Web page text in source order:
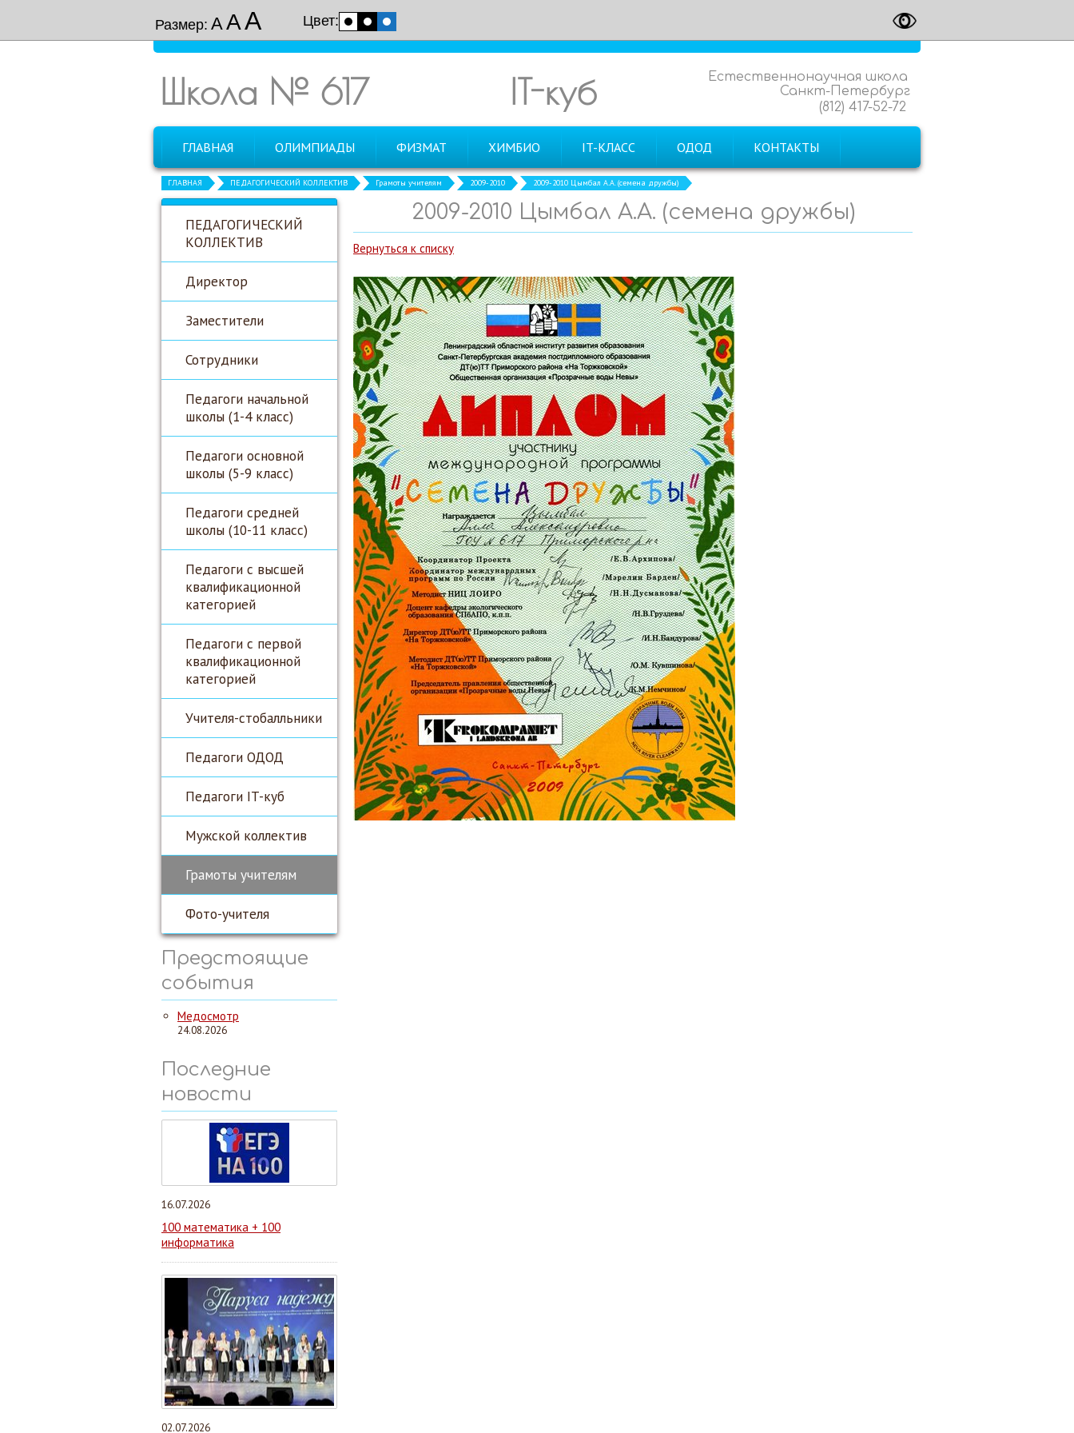
Размер: ААА Цвет:
Школа № 617
Естественнонаучная школа
Санкт-Петербург
(812) 417-52-72
IT-куб
ГЛАВНАЯ ОЛИМПИАДЫ ФИЗМАТ ХИМБИО IT-КЛАСС ОДОД КОНТАКТЫ
ГЛАВНАЯ ПЕДАГОГИЧЕСКИЙ КОЛЛЕКТИВ Грамоты учителям 2009-2010 2009-2010 Цымбал А.А. (семена дружбы)
ПЕДАГОГИЧЕСКИЙ
КОЛЛЕКТИВ
Директор
Заместители
Сотрудники
Педагоги начальной
школы (1-4 класс)
Педагоги основной
школы (5-9 класс)
Педагоги средней
школы (10-11 класс)
Педагоги с высшей
квалификационной
категорией
Педагоги с первой
квалификационной
категорией
Учителя-стобалльники
Педагоги ОДОД
Педагоги IT-куб
Мужской коллектив
Грамоты учителям
Фото-учителя
Предстоящие
события
Медосмотр
24.08.2026
Последние
новости
16.07.2026
100 математика + 100
информатика
02.07.2026
2009-2010 Цымбал А.А. (семена дружбы)
Вернуться к списку